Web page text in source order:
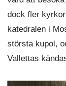
dock fler
katedralen i
största kupol,
Vallettas